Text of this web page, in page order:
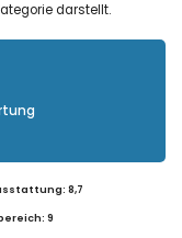
darstellt.
: 8,7
: 9